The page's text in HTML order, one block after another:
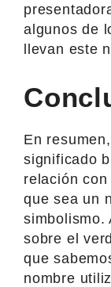
algunos de
llevan este
En
significado
relación
que sea un
simbolismo.
sobre el
que
nombre